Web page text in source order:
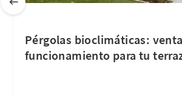
Pérgolas bioclimáticas:
funcionamiento para tu